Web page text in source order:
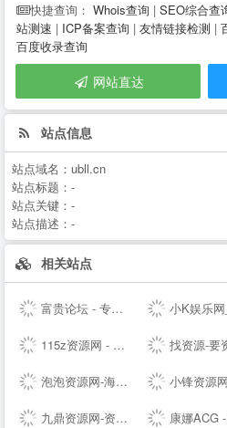
快捷查询： Whois查询 | SEO综合查
站测速 | ICP备案查询 | 友情链接检测 |
百度收录查询
网站直达
站点信息
站点域名： ubll.cn
站点标题： -
站点关键： -
站点描述： -
相关站点
富贵论坛 - 专业的虚拟物品交易论坛，QQ号，YY号，手机号，邮箱，游戏帐号交易 - FGBBS.NET 小K娱乐网_小K网-QQ活动_资源分享-源码基地-网赚项
115z资源网 - 专注网络资源快速下载 找资源-要资源就上找资源|专业提供,免费资源,活动资源,源码资源,励志打
泡泡资源网-海量精品资源持续推送 专业可靠的网络知识服务平台 小锋资源网--专注于优质资源分享,每天更新大量原创技术教程,线报活动,QQ技术、QQ资源、微信
九鼎资源网-资源分享-源码基地-综合优质网络资源收集分享 康娜ACG - 又一个二次元